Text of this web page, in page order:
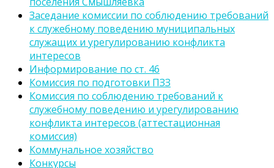
Заседание комиссии по соблюдению требований
к служебному поведению муниципальных
служащих и урегулированию конфликта
интересов
Информирование по ст. 46
Комиссия по подготовки ПЗЗ
Комиссия по соблюдению требований к
служебному поведению и урегулированию
конфликта интересов (аттестационная
комиссия)
Коммунальное хозяйство
Конкурсы